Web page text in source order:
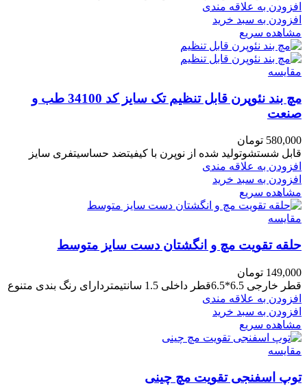
افزودن به علاقه مندی
افزودن به سبد خرید
مشاهده سریع
مقایسه
مچ بند نئوپرن قابل تنظیم تک سایز کد 34100 طب و
صنعت
580,000 تومان
قابل شستشوتولید شده از نوپرن با کیفیتضد حساسیتفری سایز
افزودن به علاقه مندی
افزودن به سبد خرید
مشاهده سریع
مقایسه
حلقه تقویت مچ و انگشتان دست سایز متوسط
149,000 تومان
قطر خارجی 6.5*6.5قطر داخلی 1.5 سانتیمتردارای رنگ بندی متنوع
افزودن به علاقه مندی
افزودن به سبد خرید
مشاهده سریع
مقایسه
توپ اسفنجی تقویت مچ چینی